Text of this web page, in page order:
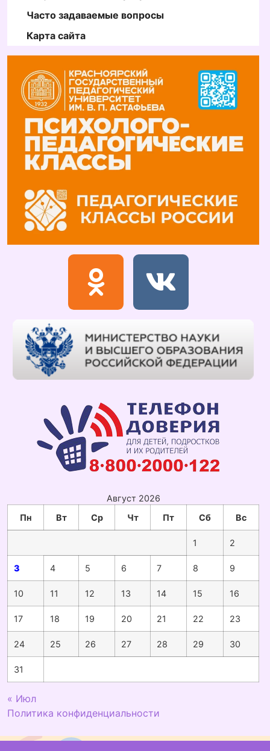
Часто задаваемые вопросы
Карта сайта
Август 2026
Пн
Вт Ср Чт Пт Сб Вс
1 2
3 4 5 6 7 8 9
10 11 12 13 14 15 16
17 18 19 20 21 22 23
24 25 26 27 28 29 30
31
« Июл
Политика конфиденциальности